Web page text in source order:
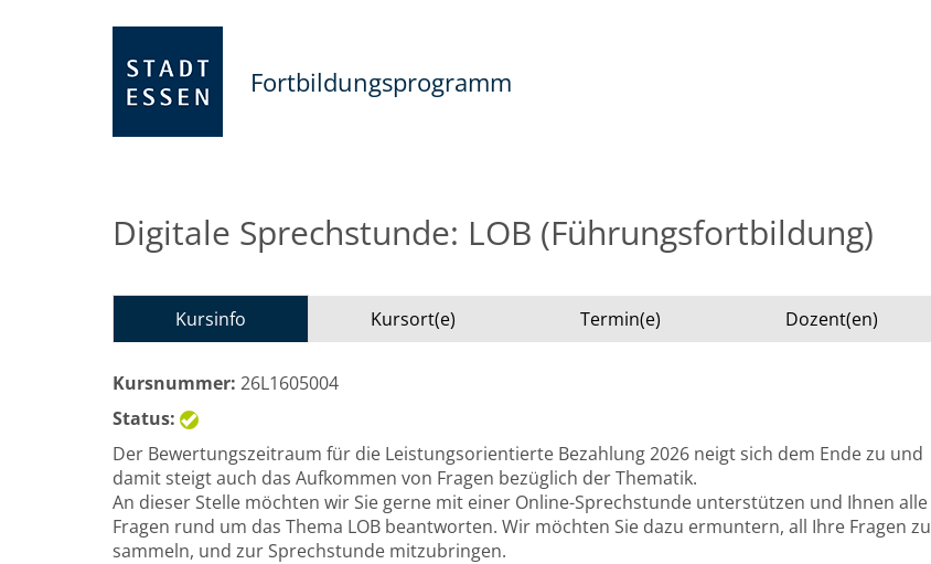
Fortbildungsprogramm
Digitale Sprechstunde: LOB (Führungsfortbildung)
Kursinfo Kursort(e) Termin(e) Dozent(en)
Kursnummer: 26L1605004
Status:
Der Bewertungszeitraum für die Leistungsorientierte Bezahlung 2026 neigt sich dem Ende zu und
damit steigt auch das Aufkommen von Fragen bezüglich der Thematik.
An dieser Stelle möchten wir Sie gerne mit einer Online-Sprechstunde unterstützen und Ihnen alle
Fragen rund um das Thema LOB beantworten. Wir möchten Sie dazu ermuntern, all Ihre Fragen zu
sammeln, und zur Sprechstunde mitzubringen.